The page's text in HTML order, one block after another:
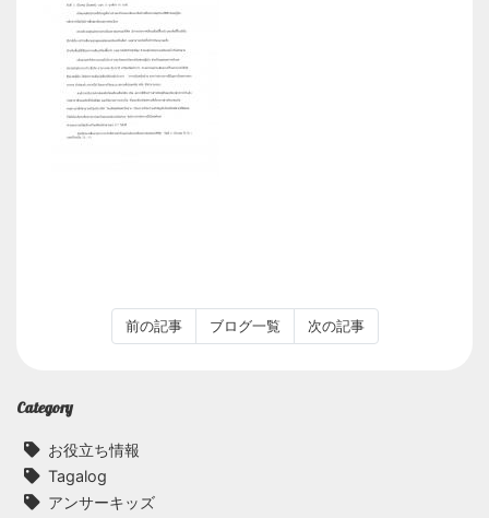
前の記事 ブログ一覧 次の記事
Category
お役立ち情報
Tagalog
アンサーキッズ